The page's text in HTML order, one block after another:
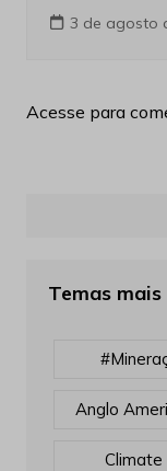
3 de agosto
Acesse para
Temas
Anglo
Climate